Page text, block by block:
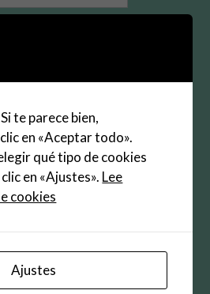
correo electrónico y web en
la próxima vez que
te parece bien,
en «Aceptar todo».
qué tipo de cookies
en «Ajustes». Lee
cookies
Ajustes